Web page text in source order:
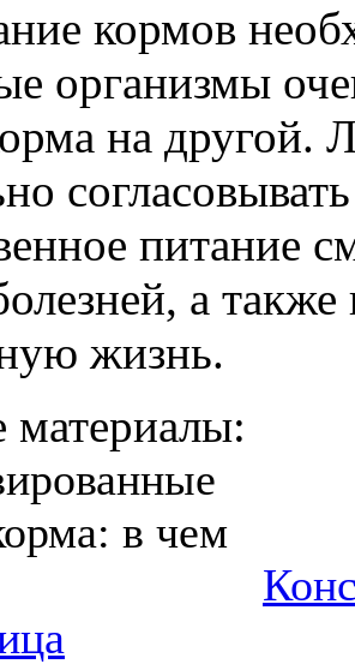
кормов
организмы
на другой.
питание
а
жизнь.